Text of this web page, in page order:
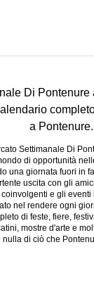
Di Pontenure
a Pontenure.
Settimanale Di
di opportunità
una giornata fuori in
uscita con gli
e gli
nel rendere ogni
di feste, fiere,
mostre d'arte e
nulla di ciò che